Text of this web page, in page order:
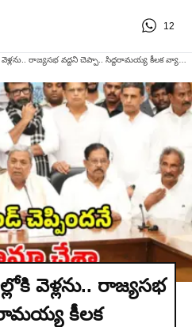
12
వెళ్లను.. రాజ్యసభ
కీలక